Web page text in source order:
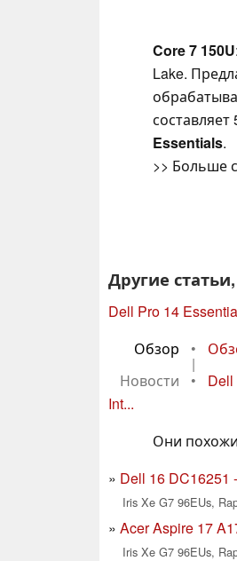
Core 7 150U
Lake.
Essentials.
>> Больше
Другие
Dell Pro 14
Обзор
•
|
Новости
•
Int...
Они
Dell 16
Iris Xe G7 96EUs,
Acer Aspire 17
Iris Xe G7 96EUs,